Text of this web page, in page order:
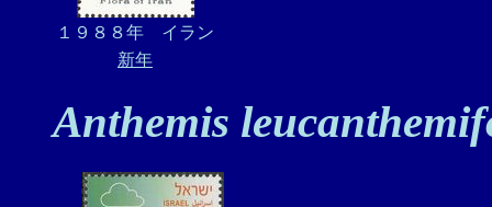
１９８８年 イラン
新年
Anthemis